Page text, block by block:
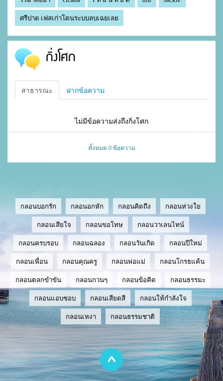
ศรีปาด เฟสเก่าโดนระบบลบเฉยเลย
กิ่งโศก
สาธารณะ ฝากข้อความ
ไม่มีข้อความส่งถึงกิ่งโศก
ทั้งหมด 0 ข้อความ
กลอนบอกรัก กลอนอกหัก กลอนคิดถึง กลอนห่วงใย
กลอนเสียใจ กลอนขอโทษ กลอนวาเลนไทน์
กลอนครบรอบ กลอนฉลอง กลอนวันเกิด กลอนปีใหม่
กลอนเพื่อน กลอนคุณครู กลอนพ่อแม่ กลอนโกรธแค้น
กลอนตลกขำขัน กลอนกวนๆ กลอนข้อคิด กลอนธรรมะ
กลอนแอบชอบ กลอนเสียดสี กลอนให้กำลังใจ
กลอนเหงา กลอนธรรมชาติ